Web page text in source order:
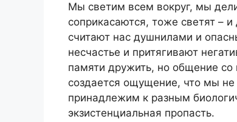
Мы светим всем вокруг, мы
соприкасаются, тоже светят –
считают нас душнилами и
несчастье и притягивают
памяти дружить, но общение
создается ощущение, что мы
принадлежим к разным
экзистенциальная пропасть.